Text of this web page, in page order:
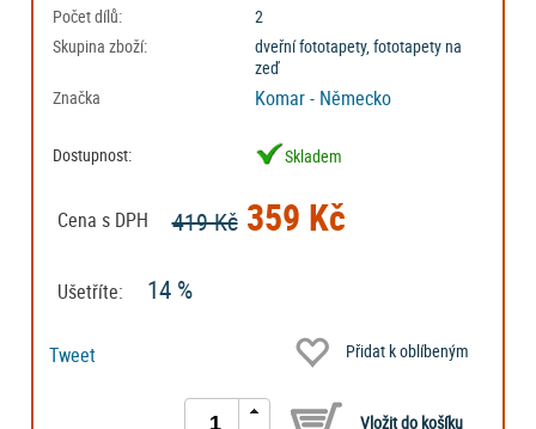
Počet dílů:
2
Skupina zboží:
dveřní fototapety, fototapety na
zeď
Značka
Komar - Německo
Dostupnost: Skladem
Cena s DPH 419 Kč359 Kč
Ušetříte: 14 %
Tweet Přidat k oblíbeným